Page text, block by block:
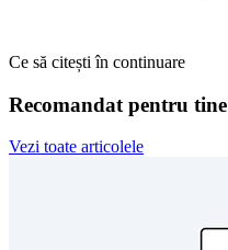
Ce să citești în continuare
Recomandat pentru tine
Vezi toate articolele